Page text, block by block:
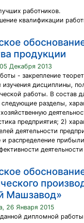
работников.
квалификации
продукции
Декабря 2013
- закрепление
изучения дисциплины,
работы. В состав
разделы,
предприятия; 2)
деятельности
и распределение
деятельности
Машзавод»
26 Января 2015
дипломной работы